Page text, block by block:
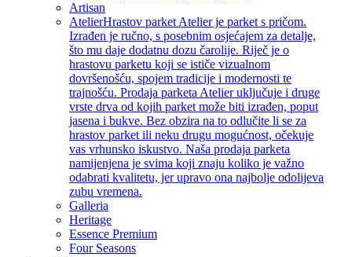
Artisan
AtelierHrastov parket Atelier je parket s pričom.
Izrađen je ručno, s posebnim osjećajem za detalje,
što mu daje dodatnu dozu čarolije. Riječ je o
hrastovu parketu koji se ističe vizualnom
dovršenošću, spojem tradicije i modernosti te
trajnošću. Prodaja parketa Atelier uključuje i druge
vrste drva od kojih parket može biti izrađen, poput
jasena i bukve. Bez obzira na to odlučite li se za
hrastov parket ili neku drugu mogućnost, očekuje
vas vrhunsko iskustvo. Naša prodaja parketa
namijenjena je svima koji znaju koliko je važno
odabrati kvalitetu, jer upravo ona najbolje odolijeva
zubu vremena.
Galleria
Heritage
Essence Premium
Four Seasons